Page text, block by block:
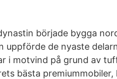
började bygga
uppförde de nyaste
i motvind på grund av
bästa premiummobiler,